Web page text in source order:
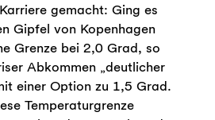
gemacht: Ging es
Gipfel von Kopenhagen
Grenze bei 2,0 Grad, so
Abkommen „deutlicher
einer Option zu 1,5 Grad.
Temperaturgrenze